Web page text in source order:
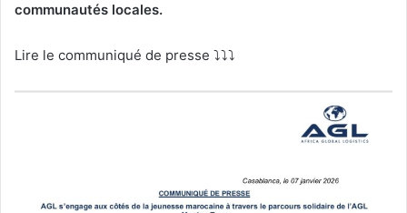
communautés locales.
Lire le communiqué de presse ⤵️⤵️⤵️